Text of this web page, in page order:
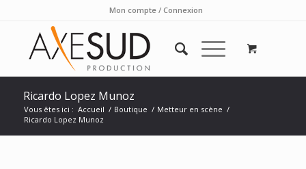
Mon compte / Connexion
Ricardo Lopez Munoz
Vous êtes ici : Accueil / Boutique / Metteur en scène /
Ricardo Lopez Munoz